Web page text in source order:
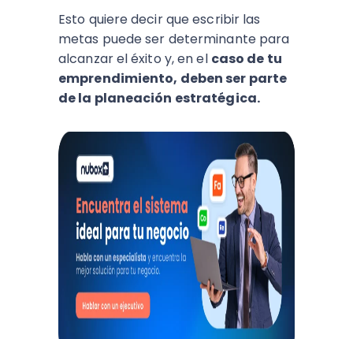
Esto quiere decir que escribir las
metas puede ser determinante para
alcanzar el éxito y, en el caso de tu
emprendimiento, deben ser parte
de la planeación estratégica.